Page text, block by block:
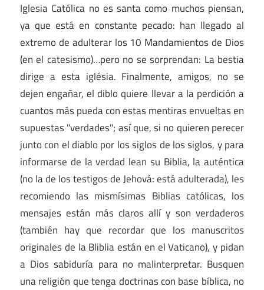
Iglesia Católica no es santa como muchos piensan,
ya que está en constante pecado: han llegado al
extremo de adulterar los 10 Mandamientos de Dios
(en el catesismo)…pero no se sorprendan: La bestia
dirige a esta iglésia. Finalmente, amigos, no se
dejen engañar, el diblo quiere llevar a la perdición a
cuantos más pueda con estas mentiras envueltas en
supuestas "verdades"; así que, si no quieren perecer
junto con el diablo por los siglos de los siglos, y para
informarse de la verdad lean su Biblia, la auténtica
(no la de los testigos de Jehová: está adulterada), les
recomiendo las mismísimas Biblias católicas, los
mensajes están más claros allí y son verdaderos
(también hay que recordar que los manuscritos
originales de la Bliblia están en el Vaticano), y pidan
a Dios sabiduría para no malinterpretar. Busquen
una religión que tenga doctrinas con base bíblica, no